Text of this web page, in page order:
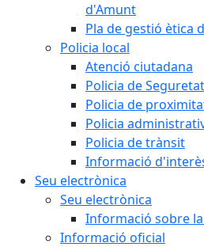
d'Amunt
Pla de gestió ètica
Policia local
Atenció ciutadana
Policia de
Policia de
Policia
Policia de trànsit
Informació
Seu electrònica
Seu electrònica
Informació sobre
Informació oficial